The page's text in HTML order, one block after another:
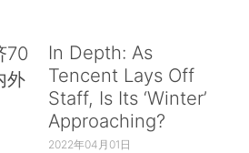
70
外
In Depth: As
Tencent Lays Off
Staff, Is Its ‘Winter’
Approaching?
2022年04月01日